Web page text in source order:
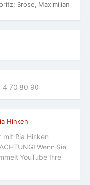
Brose, Maximilian
4 70 80 90
mit Ria Hinken
ACHTUNG! Wenn Sie
YouTube Ihre